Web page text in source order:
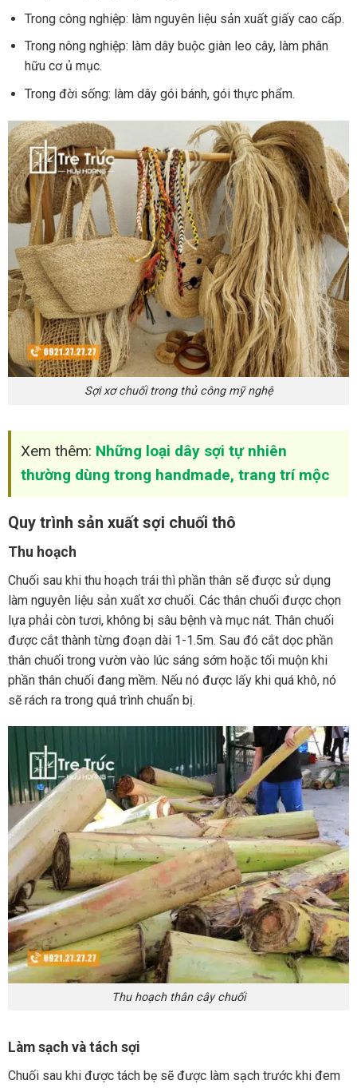
Trong công nghiệp: làm nguyên liệu sản xuất giấy cao cấp.
Trong nông nghiệp: làm dây buộc giàn leo cây, làm phân
hữu cơ ủ mục.
Trong đời sống: làm dây gói bánh, gói thực phẩm.
Sợi xơ chuối trong thủ công mỹ nghệ
Xem thêm: Những loại dây sợi tự nhiên
thường dùng trong handmade, trang trí mộc
Quy trình sản xuất sợi chuối thô
Thu hoạch
Chuối sau khi thu hoạch trái thì phần thân sẽ được sử dụng
làm nguyên liệu sản xuất xơ chuối. Các thân chuối được chọn
lựa phải còn tươi, không bị sâu bệnh và mục nát. Thân chuối
được cắt thành từng đoạn dài 1-1.5m. Sau đó cắt dọc phần
thân chuối trong vườn vào lúc sáng sớm hoặc tối muộn khi
phần thân chuối đang mềm. Nếu nó được lấy khi quá khô, nó
sẽ rách ra trong quá trình chuẩn bị.
Thu hoạch thân cây chuối
Làm sạch và tách sợi
Chuối sau khi được tách bẹ sẽ được làm sạch trước khi đem